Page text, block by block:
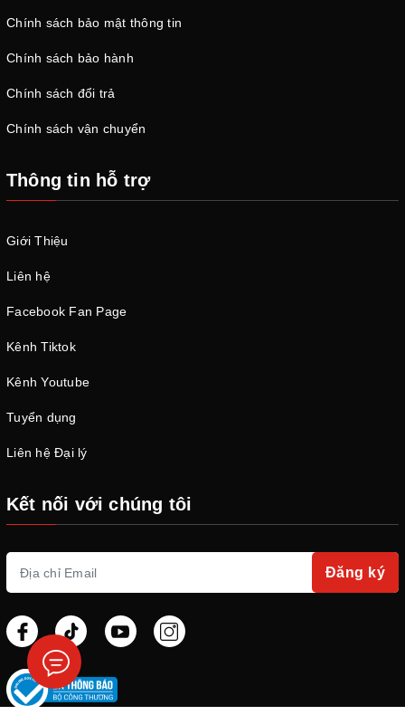
Chính sách bảo mật thông tin
Chính sách bảo hành
Chính sách đổi trả
Chính sách vận chuyển
Thông tin hỗ trợ
Giới Thiệu
Liên hệ
Facebook Fan Page
Kênh Tiktok
Kênh Youtube
Tuyển dụng
Liên hệ Đại lý
Kết nối với chúng tôi
Đăng ký